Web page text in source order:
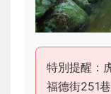
特別提醒：
福德街251